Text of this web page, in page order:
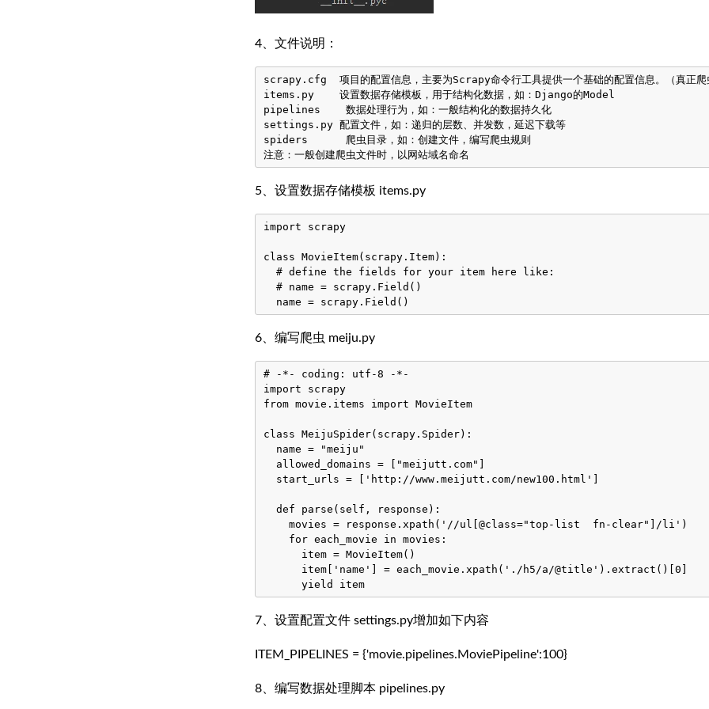
4、文件说明：
scrapy.cfg  项目的配置信息，主要为Scrapy命令行工具提供一个基础的配置信息。（真正
items.py    设置数据存储模板，用于结构化数据，如：Django的Model
pipelines    数据处理行为，如：一般结构化的数据持久化
settings.py 配置文件，如：递归的层数、并发数，延迟下载等
spiders      爬虫目录，如：创建文件，编写爬虫规则
5、设置数据存储模板 items.py
import scrapy
class MovieItem(scrapy.Item):
  # define the fields for your item here like:
  # name = scrapy.Field()
6、编写爬虫 meiju.py
# -*- coding: utf-8 -*-
import scrapy
from movie.items import MovieItem
class MeijuSpider(scrapy.Spider):
  name = "meiju"
  allowed_domains = ["meijutt.com"]
  start_urls = ['http://www.meijutt.com/new100.html']
  def parse(self, response):
    movies = response.xpath('//ul[@class="top-list  fn-clear"]/li')
    for each_movie in movies:
      item = MovieItem()
      item['name'] = each_movie.xpath('./h5/a/@title').extract()[0]
7、设置配置文件 settings.py增加如下内容
ITEM_PIPELINES = {'movie.pipelines.MoviePipeline':100}
8、编写数据处理脚本 pipelines.py